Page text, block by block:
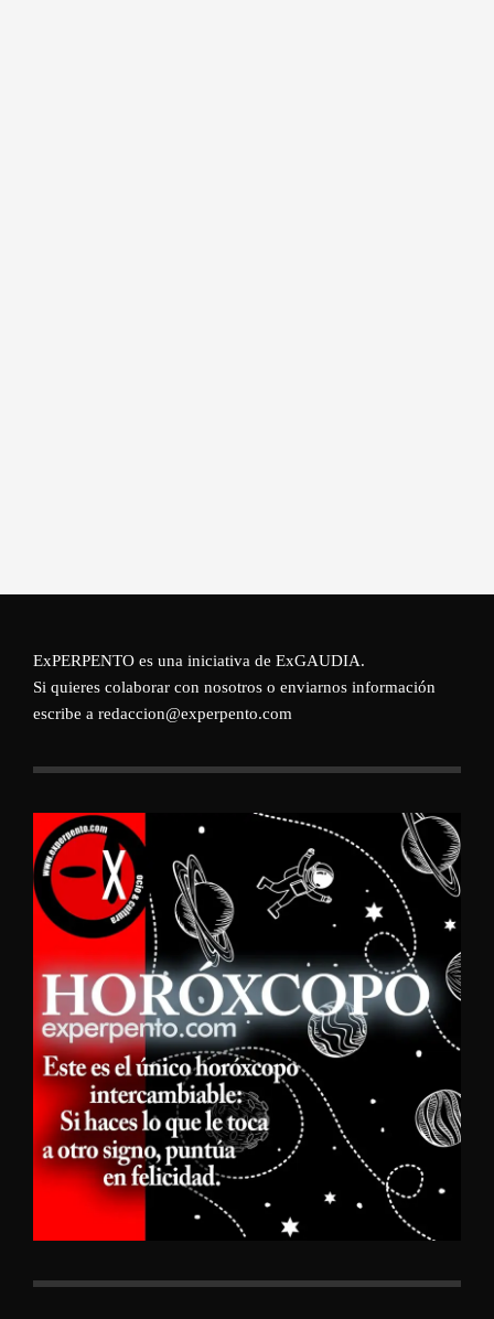
ExPERPENTO es una iniciativa de ExGAUDIA.
Si quieres colaborar con nosotros o enviarnos información
escribe a redaccion@experpento.com